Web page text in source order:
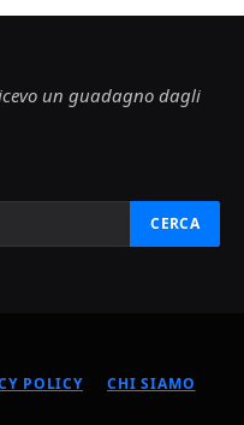
un guadagno dagli
POLICY CHI SIAMO